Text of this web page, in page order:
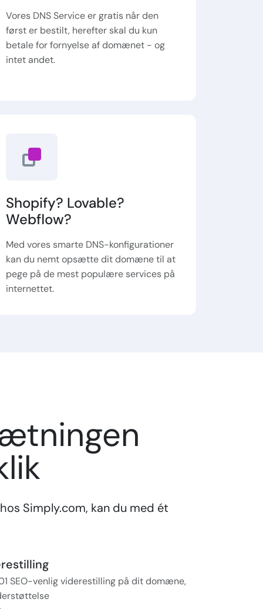
Vores DNS Service er gratis når den
først er bestilt, herefter skal du kun
betale for fornyelse af domænet - og
intet andet.
Shopify? Lovable?
Webflow?
Med vores smarte DNS-konfigurationer
kan du nemt opsætte dit domæne til at
pege på de mest populære services på
internettet.
Simply.com, kan du med ét
SEO-venlig viderestilling på dit domæne,